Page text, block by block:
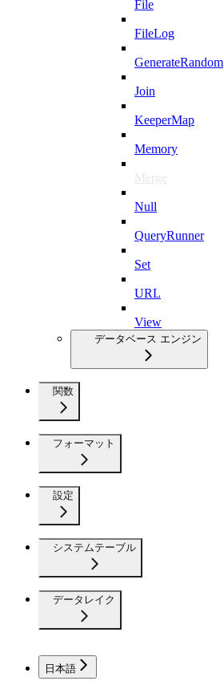
File
FileLog
GenerateRandom
Join
KeeperMap
Memory
Merge
Null
QueryRunner
Set
URL
View
データベース エンジン
関数
フォーマット
設定
システムテーブル
データレイク
日本語